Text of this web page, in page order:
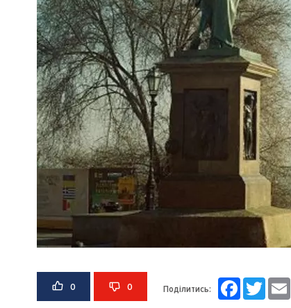
0 0 Поділитись: FacebookTwitter